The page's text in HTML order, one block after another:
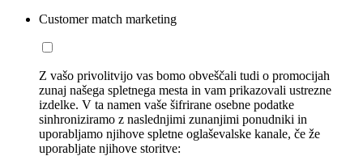
Customer match marketing
Z vašo privolitvijo vas bomo obveščali tudi o promocijah
zunaj našega spletnega mesta in vam prikazovali ustrezne
izdelke. V ta namen vaše šifrirane osebne podatke
sinhroniziramo z naslednjimi zunanjimi ponudniki in
uporabljamo njihove spletne oglaševalske kanale, če že
uporabljate njihove storitve: